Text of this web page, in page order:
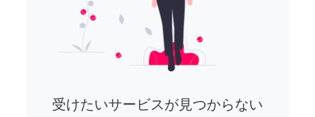
受けたいサービスが見つからない